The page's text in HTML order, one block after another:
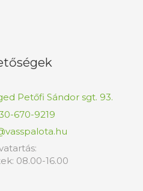
Petőfi Sándor sgt. 93.
670-9219
08.00-16.00